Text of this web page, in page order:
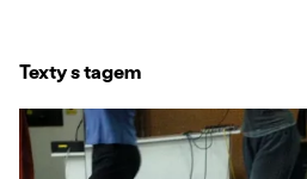
Texty s tagem